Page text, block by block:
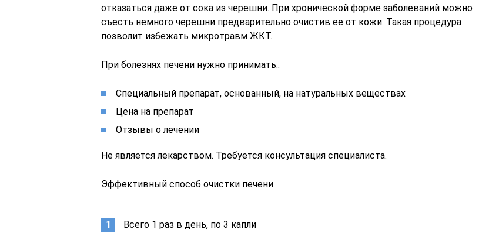
отказаться даже от сока из черешни. При хронической форме заболеваний можно
съесть немного черешни предварительно очистив ее от кожи. Такая процедура
позволит избежать микротравм ЖКТ.
При болезнях печени нужно принимать..
Специальный препарат, основанный, на натуральных веществах
Цена на препарат
Отзывы о лечении
Не является лекарством. Требуется консультация специалиста.
Эффективный способ очистки печени
Всего 1 раз в день, по 3 капли